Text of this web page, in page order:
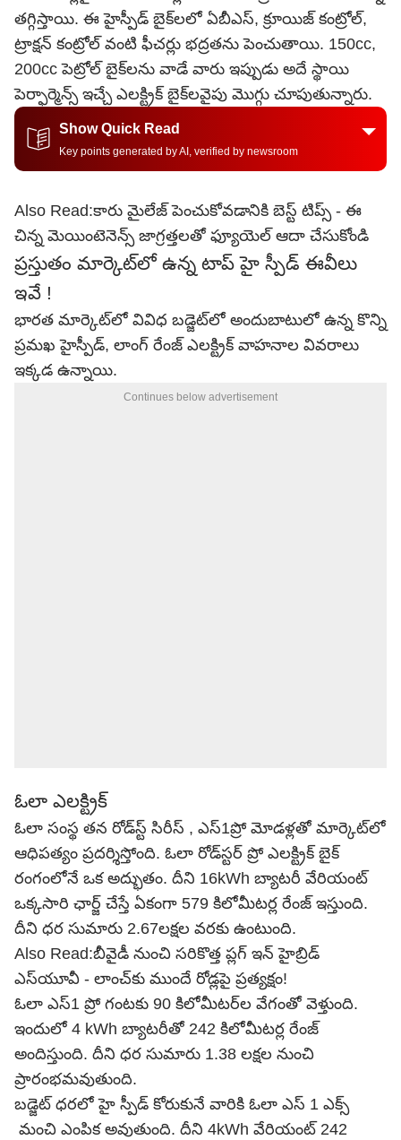
తగ్గిస్తాయి. ఈ హైస్పీడ్‌ బైక్‌లలో ఏబీఎస్‌, క్రూయిజ్‌ కంట్రోల్,
ట్రాక్షన్ కంట్రోల్‌ వంటి ఫీచర్లు భద్రతను పెంచుతాయి. 150cc,
200cc పెట్రోల్ బైక్‌లను వాడే వారు ఇప్పుడు అదే స్థాయి
పెర్ఫార్మెన్స్ ఇచ్చే ఎలక్ట్రిక్ బైక్‌లవైపు మొగ్గు చూపుతున్నారు.
Show Quick Read
Key points generated by AI, verified by newsroom
Also Read:కారు మైలేజ్ పెంచుకోవడానికి బెస్ట్ టిప్స్ - ఈ
చిన్న మెయింటెనెన్స్ జాగ్రత్తలతో ఫ్యూయెల్ ఆదా చేసుకోండి
ప్రస్తుతం మార్కెట్‌లో ఉన్న టాప్ హై స్పీడ్ ఈవీలు
ఇవే !
భారత మార్కెట్‌లో వివిధ బడ్జెట్‌లో అందుబాటులో ఉన్న కొన్ని
ప్రమఖ హైస్పీడ్, లాంగ్ రేంజ్ ఎలక్ట్రిక్ వాహనాల వివరాలు
ఇక్కడ ఉన్నాయి.
Continues below advertisement
ఓలా ఎలక్ట్రిక్
ఓలా సంస్థ తన రోడ్‌స్ట్ సిరీస్‌ , ఎస్‌1ప్రో మోడళ్లతో మార్కెట్‌లో
ఆధిపత్యం ప్రదర్శిస్తోంది. ఓలా రోడ్‌స్టర్ ప్రో ఎలక్ట్రిక్ బైక్
రంగంలోనే ఒక అద్భుతం. దీని 16kWh బ్యాటరీ వేరియంట్
ఒక్కసారి ఛార్జ్ చేస్తే ఏకంగా 579 కిలోమీటర్ల రేంజ్ ఇస్తుంది.
దీని ధర సుమారు 2.67లక్షల వరకు ఉంటుంది.
Also Read:బీవైడీ నుంచి సరికొత్త ప్లగ్ ఇన్ హైబ్రిడ్
ఎస్‌యూవీ - లాంచ్‌కు ముందే రోడ్లపై ప్రత్యక్షం!
ఓలా ఎస్‌1 ప్రో గంటకు 90 కిలోమీటర్‌ల వేగంతో వెళ్తుంది.
ఇందులో 4 kWh బ్యాటరీతో 242 కిలోమీటర్ల రేంజ్
అందిస్తుంది. దీని ధర సుమారు 1.38 లక్షల నుంచి
ప్రారంభమవుతుంది.
బడ్జెట్‌ ధరలో హై స్పీడ్‌ కోరుకునే వారికి ఓలా ఎస్‌ 1 ఎక్స్‌
మంచి ఎంపిక అవుతుంది. దీని 4kWh వేరియంట్‌ 242